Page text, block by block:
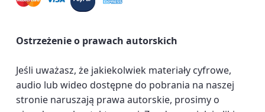
Ostrzeżenie o prawach autorskich
Jeśli uważasz, że jakiekolwiek materiały cyfrowe,
audio lub wideo dostępne do pobrania na naszej
stronie naruszają prawa autorskie, prosimy o